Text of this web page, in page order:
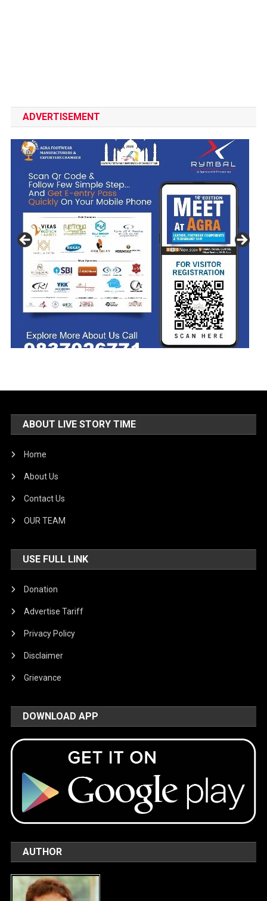
ADVERTISEMENT
ABOUT LIVE STORY TIME
Home
About Us
Contact Us
OUR TEAM
USE FULL LINK
Donation
Advertise Tariff
Privacy Policy
Disclaimer
Grievance
DOWNLOAD APP
AUTHOR